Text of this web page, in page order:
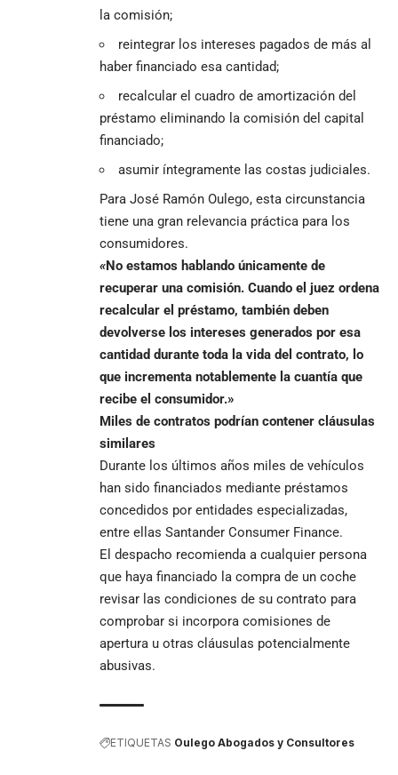
la comisión;
reintegrar los intereses pagados de más al
haber financiado esa cantidad;
recalcular el cuadro de amortización del
préstamo eliminando la comisión del capital
financiado;
asumir íntegramente las costas judiciales.
Para José Ramón Oulego, esta circunstancia
tiene una gran relevancia práctica para los
consumidores.
«No estamos hablando únicamente de
recuperar una comisión. Cuando el juez ordena
recalcular el préstamo, también deben
devolverse los intereses generados por esa
cantidad durante toda la vida del contrato, lo
que incrementa notablemente la cuantía que
recibe el consumidor.»
Miles de contratos podrían contener cláusulas
similares
Durante los últimos años miles de vehículos
han sido financiados mediante préstamos
concedidos por entidades especializadas,
entre ellas Santander Consumer Finance.
El despacho recomienda a cualquier persona
que haya financiado la compra de un coche
revisar las condiciones de su contrato para
comprobar si incorpora comisiones de
apertura u otras cláusulas potencialmente
abusivas.
ETIQUETAS Oulego Abogados y Consultores